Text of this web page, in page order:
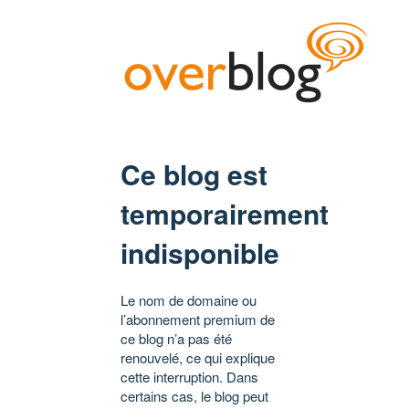
Ce blog est
temporairement
indisponible
Le nom de domaine ou
l’abonnement premium de
ce blog n’a pas été
renouvelé, ce qui explique
cette interruption. Dans
certains cas, le blog peut